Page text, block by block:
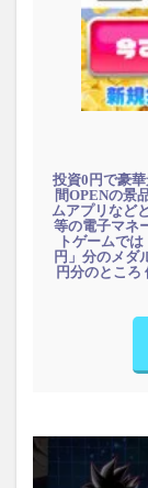
投資0円で豪
間OPENの景
ムアプリなど
等の電子マネ
トゲームで
円」分のメダ
円分のところ